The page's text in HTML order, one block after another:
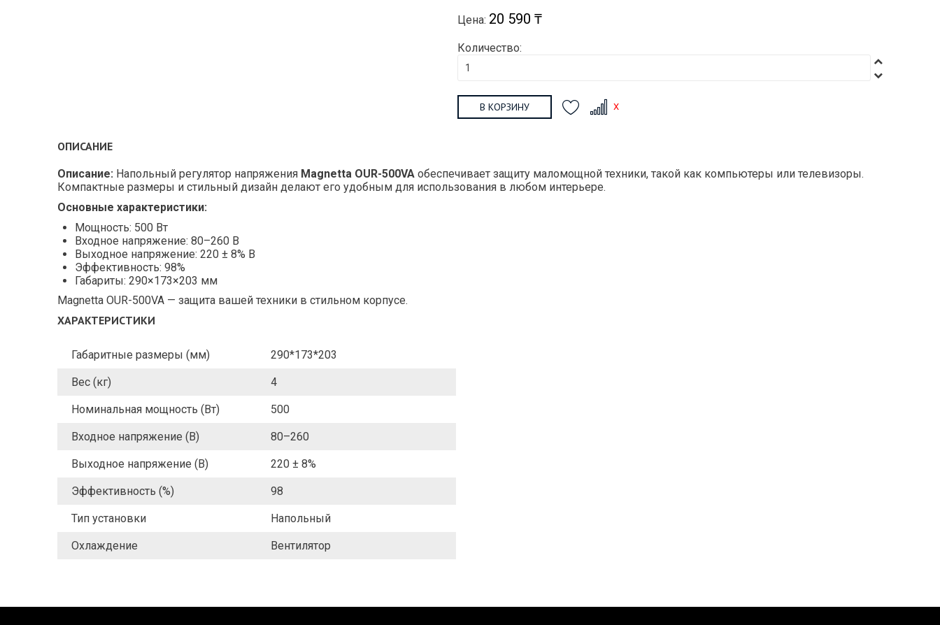
Цена: 20 590 ₸
Количество:
В КОРЗИНУ
ОПИСАНИЕ
Описание: Напольный регулятор напряжения Magnetta OUR-500VA обеспечивает защиту маломощной техники, такой как компьютеры или телевизоры.
Компактные размеры и стильный дизайн делают его удобным для использования в любом интерьере.
Основные характеристики:
Мощность: 500 Вт
Входное напряжение: 80–260 В
Выходное напряжение: 220 ± 8% В
Эффективность: 98%
Габариты: 290×173×203 мм
Magnetta OUR-500VA — защита вашей техники в стильном корпусе.
ХАРАКТЕРИСТИКИ
Габаритные размеры (мм) 290*173*203
Вес (кг) 4
Номинальная мощность (Вт) 500
Входное напряжение (В) 80–260
Выходное напряжение (В) 220 ± 8%
Эффективность (%) 98
Тип установки Напольный
Охлаждение Вентилятор